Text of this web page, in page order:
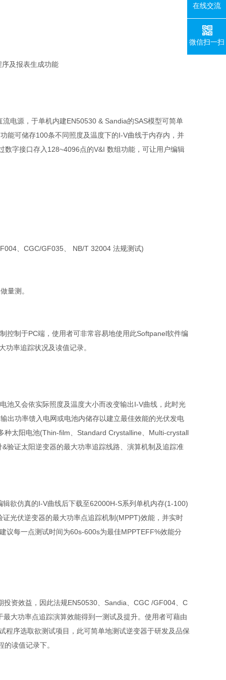
序及报表生成功能
流电源，于单机内建EN50530 & Sandia的SAS模型可简单
功能可储存100条不同照度及温度下的I-V曲线于内存内，并
数字接口存入 128~4096点的V&I 数组功能，可让用户编辑
CGC/GF035 NB/T 32004 法规测试)
量测。
控制于PC端，使用者可非常容易地使用此Softpanel软件编
功率追踪状况及读值记录。
池又会依实际照度及温度大小而改变输出I-V曲线，此时光
出功率馈入电网或电池内储存以建立最佳效能的光伏发电
种太阳电池(Thin-film Standard Crystalline
Multi-crystall
&验证太阳逆变器的最大功率追踪线路、演算机制及追踪准
辑欲仿真的I-V曲线后下载至62000H-S系列单机内存(1-100)
光伏逆变器的最大功率点追踪机制 (MPPT)效能，并实时
议每一点测试时间为60s-600s为最佳MPPTEFF%效能分
投资效益，因此法规EN50530 Sandia CGC /GF004
C
大功率点追踪演算效能得到一测试及提升。使用者可藉由
程序选取欲测试项目，此可简单地测试逆变器于研发及品保
读值记录下。
在线交流
微信扫一扫